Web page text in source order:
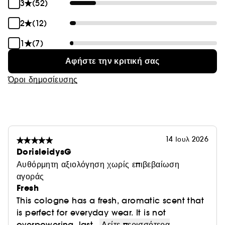
3
(52)
2
(12)
1
(7)
Αφήστε την κριτική σας
Όροι δημοσίευσης
14 Ιουλ 2026
DorisleidysG
Αυθόρμητη αξιολόγηση χωρίς επιβεβαίωση
αγοράς
Fresh
This cologne has a fresh, aromatic scent that
is perfect for everyday wear. It is not